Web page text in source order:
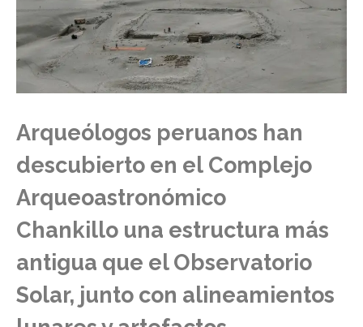
Arqueólogos peruanos han
descubierto en el Complejo
Arqueoastronómico
Chankillo una estructura más
antigua que el Observatorio
Solar, junto con alineamientos